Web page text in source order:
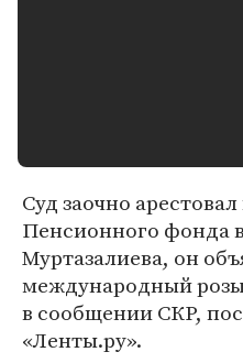
Суд заочно
Пенсионного фонда
Муртазалиева, он
международный
в сообщении СКР,
«Ленты.ру».